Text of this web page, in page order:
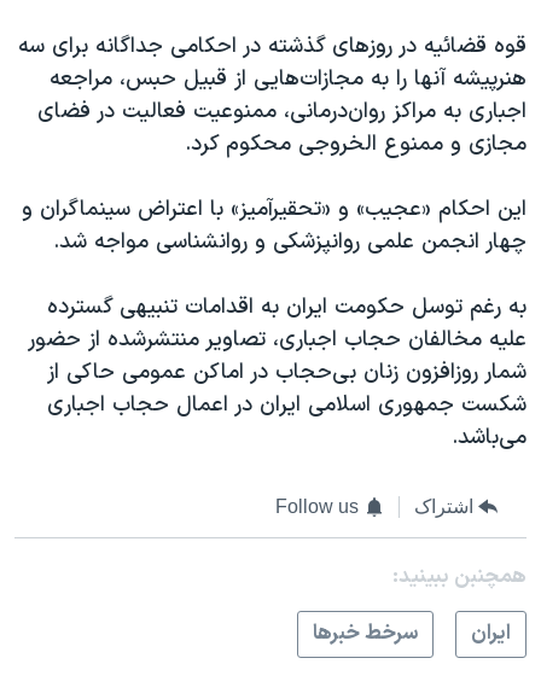
قوه قضائیه در روزهای گذشته در احکامی جداگانه برای سه
هنرپیشه آنها را به مجازات‌هایی از قبیل حبس، مراجعه
اجباری به مراکز روان‌درمانی، ممنوعیت فعالیت در فضای
مجازی و ممنوع الخروجی محکوم کرد.
این احکام «عجیب» و «تحقیرآمیز» با اعتراض سینماگران و
چهار انجمن علمی روانپزشکی و روانشناسی مواجه شد.
به رغم توسل حکومت ایران به اقدامات تنبیهی گسترده
علیه مخالفان حجاب اجباری، تصاویر منتشرشده از حضور
شمار روزافزون زنان بی‌حجاب در اماکن عمومی حاکی از
شکست جمهوری اسلامی ایران در اعمال حجاب اجباری
می‌باشد.
اشتراک Follow us
همچنبن ببینید:
ايران
سرخط خبرها